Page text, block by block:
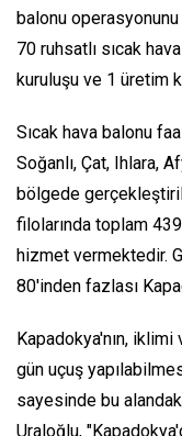
balonu
70 ruhsatlı sıcak
kuruluşu ve 1 üretim
Sıcak hava balonu
Soğanlı, Çat, Ihlara,
bölgede
filolarında toplam
hizmet vermektedir.
80'inden fazlası
Kapadokya'nın,
gün uçuş
sayesinde bu
Uraloğlu,